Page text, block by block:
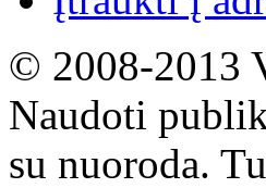
© 2008-2013
Naudoti
su nuoroda.